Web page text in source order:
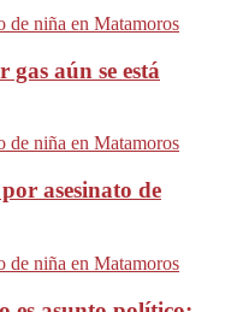
gas aún se está
asesinato de